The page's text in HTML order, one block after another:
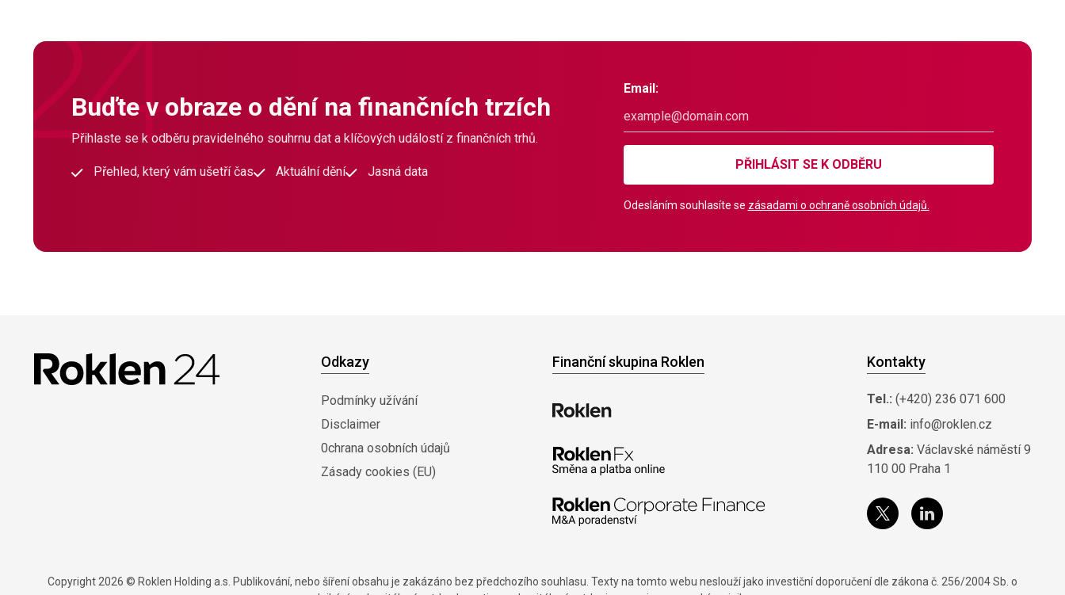
Buďte v obraze o dění na finančních trzích
Přihlaste se k odběru pravidelného souhrnu dat a klíčových událostí z finančních trhů.
Přehled, který vám ušetří čas Aktuální dění Jasná data
Email:
PŘIHLÁSIT SE K ODBĚRU
Odesláním souhlasíte se zásadami o ochraně osobních údajů.
Odkazy
Podmínky užívání
Disclaimer
0chrana osobních údajů
Zásady cookies (EU)
Finanční skupina Roklen Kontakty
Tel.: (+420) 236 071 600
E-mail: info@roklen.cz
Adresa: Václavské náměstí 9
110 00 Praha 1
Copyright 2026 © Roklen Holding a.s. Publikování, nebo šíření obsahu je zakázáno bez předchozího souhlasu. Texty na tomto webu neslouží jako investiční doporučení dle zákona č. 256/2004 Sb. o